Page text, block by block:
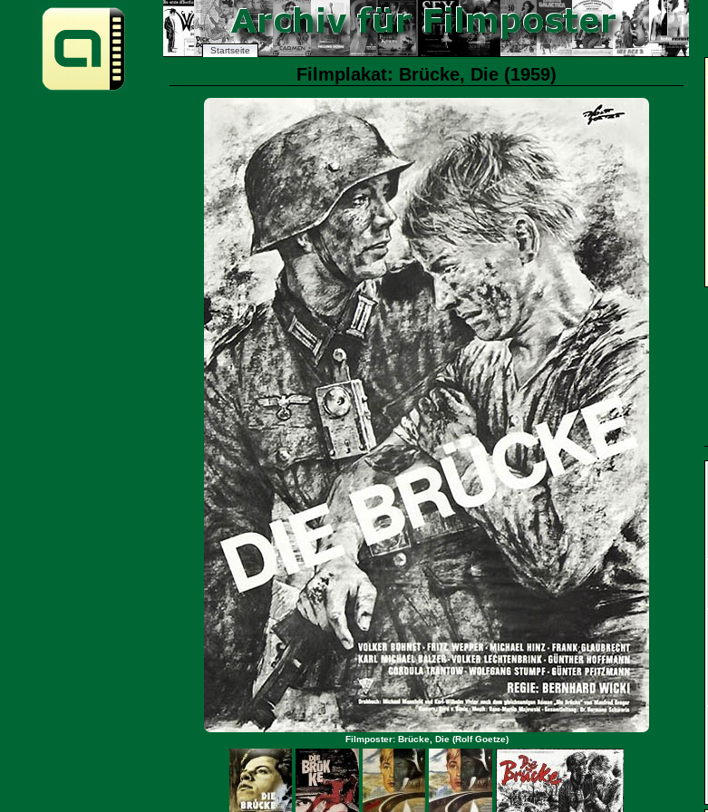
Startseite
Filmplakat: Brücke, Die (1959)
Filmposter: Brücke, Die (Rolf Goetze)